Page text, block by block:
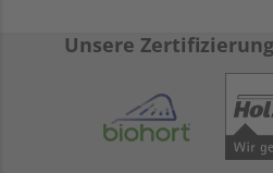
Unsere